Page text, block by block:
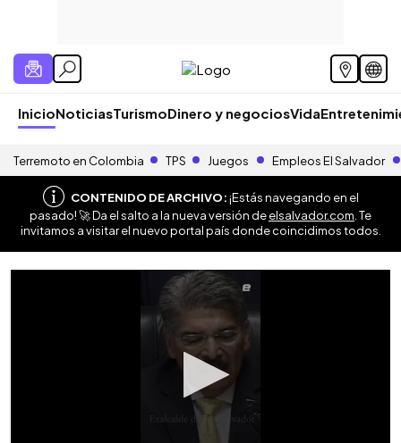
InicioNoticiasTurismoDinero y negociosVida
Terremoto en Colombia TPS Juegos Empleos El Salvador
CONTENIDO DE ARCHIVO:¡Estás navegando en el
pasado! 🚀 Da el salto a la nueva versión deelsalvador.com . Te
invitamos a visitar el nuevo portal país donde coincidimos todos.